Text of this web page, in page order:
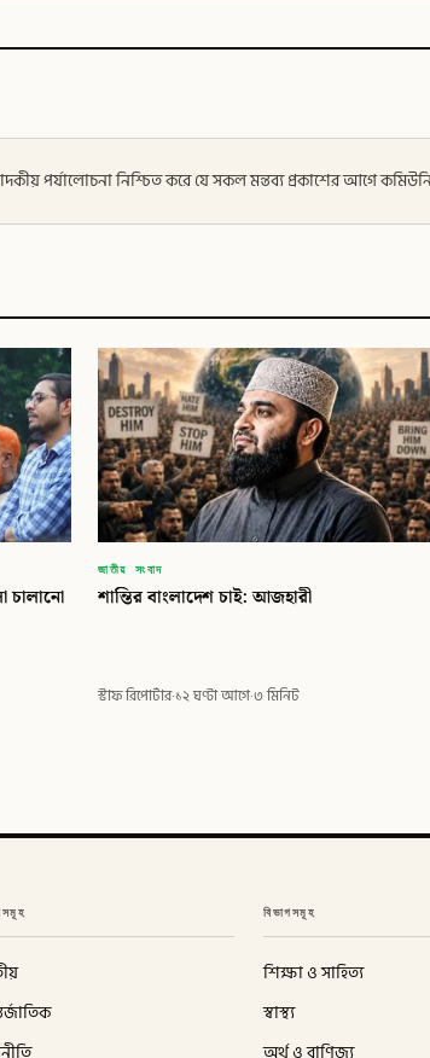
পর্যালোচনা নিশ্চিত করে যে সকল মন্তব্য প্রকাশের আগে
চালানো
জাতীয় সংবাদ
শান্তির বাংলাদেশ চাই: আজহারী
স্টাফ রিপোর্টার·১২ ঘণ্টা আগে·৩ মিনিট
বিভাগসমূহ
শিক্ষা ও সাহিত্য
স্বাস্থ্য